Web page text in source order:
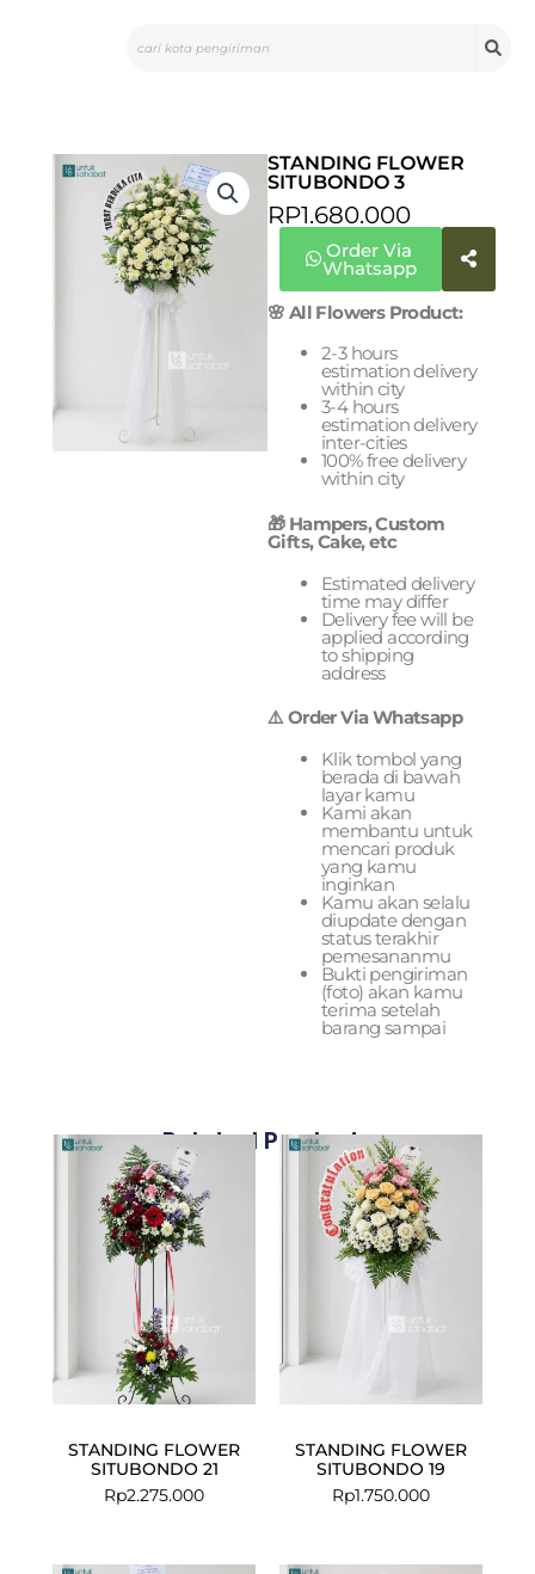
STANDING FLOWER
SITUBONDO 3
RP1.680.000
Order Via
Whatsapp
🌸 All Flowers Product:
2-3 hours
estimation delivery
within city
3-4 hours
estimation delivery
inter-cities
100% free delivery
within city
🎁 Hampers, Custom
Gifts, Cake, etc
Estimated delivery
time may differ
Delivery fee will be
applied according
to shipping
address
⚠️ Order Via Whatsapp
Klik tombol yang
berada di bawah
layar kamu
Kami akan
membantu untuk
mencari produk
yang kamu
inginkan
Kamu akan selalu
diupdate dengan
status terakhir
pemesananmu
Bukti pengiriman
(foto) akan kamu
terima setelah
barang sampai
Related Products
STANDING FLOWER
SITUBONDO 21
Rp2.275.000
STANDING FLOWER
SITUBONDO 19
Rp1.750.000